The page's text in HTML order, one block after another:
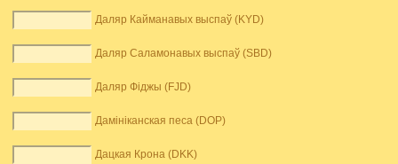
Даляр Кайманавых выспаў (KYD)
Даляр Саламонавых выспаў (SBD)
Даляр Фіджы (FJD)
Дамініканская песа (DOP)
Дацкая Крона (DKK)